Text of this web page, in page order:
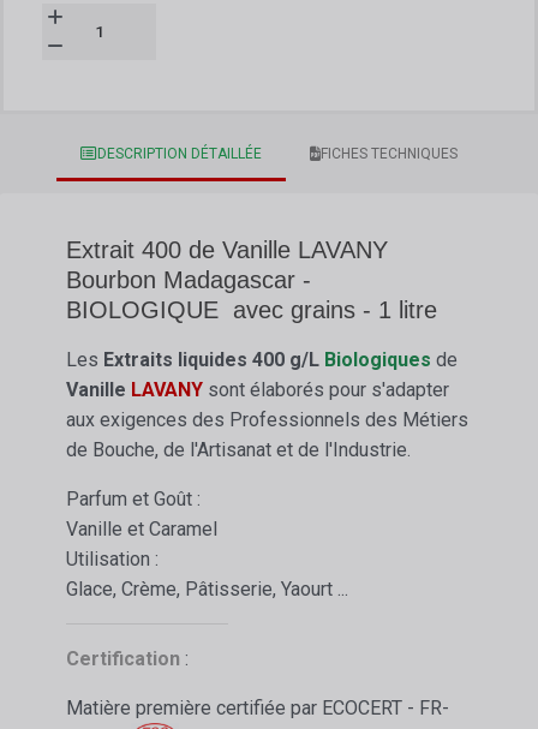
DESCRIPTION DÉTAILLÉE FICHES TECHNIQUES
Extrait 400 de Vanille LAVANY
Bourbon Madagascar -
BIOLOGIQUE avec grains - 1 litre
Les Extraits liquides 400 g/L Biologiques de
Vanille LAVANY sont élaborés pour s'adapter
aux exigences des Professionnels des Métiers
de Bouche, de l'Artisanat et de l'Industrie.
Parfum et Goût :
Vanille et Caramel
Utilisation :
Glace, Crème, Pâtisserie, Yaourt ...
Certification :
Matière première certifiée par ECOCERT - FR-